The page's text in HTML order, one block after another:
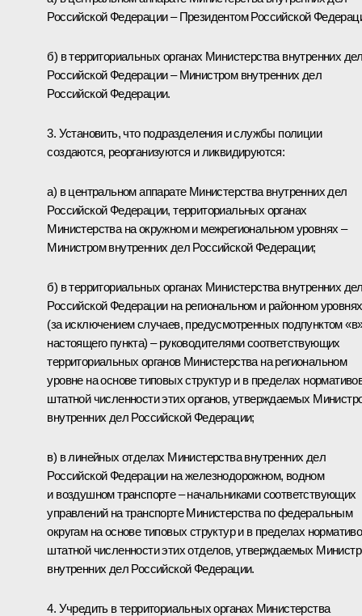
Российской Федерации – Президентом Российской
б) в территориальных органах Министерства внутренних
Российской Федерации – Министром внутренних дел
Российской Федерации.
3. Установить, что подразделения и службы полиции
создаются, реорганизуются и ликвидируются:
а) в центральном аппарате Министерства внутренних дел
Российской Федерации, территориальных органах
Министерства на окружном и межрегиональном уровнях –
Министром внутренних дел Российской Федерации;
б) в территориальных органах Министерства внутренних
Российской Федерации на региональном и районном уровнях
(за исключением случаев, предусмотренных подпунктом
настоящего пункта) – руководителями соответствующих
территориальных органов Министерства на региональном
уровне на основе типовых структур и в пределах
штатной численности этих органов, утверждаемых
внутренних дел Российской Федерации;
в) в линейных отделах Министерства внутренних дел
Российской Федерации на железнодорожном, водном
и воздушном транспорте – начальниками соответствующих
управлений на транспорте Министерства по федеральным
округам на основе типовых структур и в пределах
штатной численности этих отделов, утверждаемых
внутренних дел Российской Федерации.
4. Учредить в территориальных органах Министерства